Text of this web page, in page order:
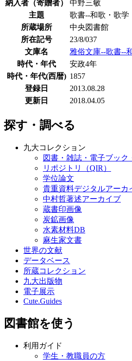
納入者（寄贈者）
中野三敏
主題
歌書--和歌・歌学
所蔵場所
中央図書館
所在記号
23/8/037
文庫名
雅俗文庫--歌書--
時代・年代
安政4年
時代・年代(西暦) 1857
登録日
2013.08.28
更新日
2018.04.05
探す・調べる
九大コレクション
図書・雑誌・電子ブック
リポジトリ（QIR）
学位論文
貴重資料デジタルアーカ
中村哲著述アーカイブ
蔵書印画像
炭鉱画像
水素材料DB
麻生家文書
世界の文献
データベース
所蔵コレクション
九大出版物
電子展示
Cute.Guides
図書館を使う
利用ガイド
学生・教職員の方